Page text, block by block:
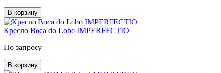
В корзину
Кресло Boca do Lobo IMPERFECTIO
По запросу
В корзину